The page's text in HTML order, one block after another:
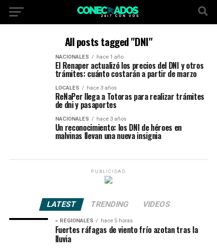
All posts tagged "DNI"
NACIONALES hace 1 año
El Renaper actualizó los precios del DNI y otros
trámites: cuánto costarán a partir de marzo
LOCALES hace 3 años
ReNaPer llega a Totoras para realizar trámites
de dni y pasaportes
NACIONALES hace 3 años
Un reconocimiento: los DNI de héroes en
malvinas llevan una nueva insignia
PUBLICIDAD
LATEST TRENDING VIDEOS
» REGIONALES hace 5 horas
Fuertes ráfagas de viento frío azotan tras la
lluvia